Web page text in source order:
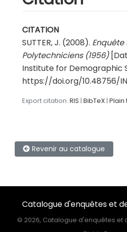
CITATION
SUTTER, J. (2008).
Polytechniciens (1956)
Institute for Demographic
https://doi.org/10.48756/
Export citation: RIS | BibTeX | Plain
Revenir au catalogue
Catalogue d'enquêtes et
© 2026, Catalogue d'enquêtes et